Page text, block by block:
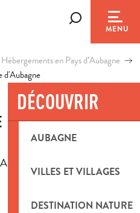
MENU
DÉCOUVRIR
AUBAGNE
VILLES ET VILLAGES
DESTINATION NATURE
Hébergements en Pays d’Aubagne
d'Aubagne